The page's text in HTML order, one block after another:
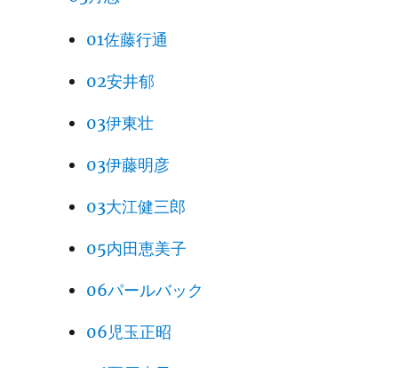
01佐藤行通
02安井郁
03伊東壮
03伊藤明彦
03大江健三郎
05内田恵美子
06パールバック
06児玉正昭